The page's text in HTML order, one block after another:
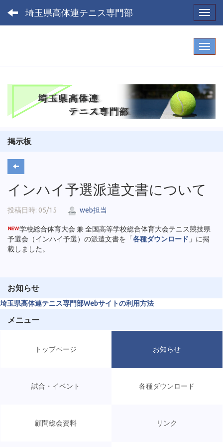
埼玉県高体連テニス専門部
掲示板
インハイ予選派遣文書について
投稿日時: 05/15 web担当
学校総合体育大会 兼 全国高等学校総合体育大会テニス競技県
予選会（インハイ予選）の派遣文書を「各種ダウンロード 」に掲
載しました。
お知らせ
埼玉県高体連テニス専門部Webサイトの利用方法
メニュー
トップページ お知らせ
試合・イベント 各種ダウンロード
顧問総会資料 リンク